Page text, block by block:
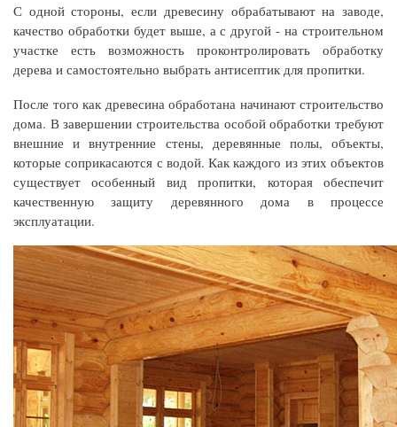
С одной стороны, если древесину обрабатывают на заводе,
качество обработки будет выше, а с другой - на строительном
участке есть возможность проконтролировать обработку
дерева и самостоятельно выбрать антисептик для пропитки.
После того как древесина обработана начинают строительство
дома. В завершении строительства особой обработки требуют
внешние и внутренние стены, деревянные полы, объекты,
которые соприкасаются с водой. Как каждого из этих объектов
существует особенный вид пропитки, которая обеспечит
качественную защиту деревянного дома в процессе
эксплуатации.